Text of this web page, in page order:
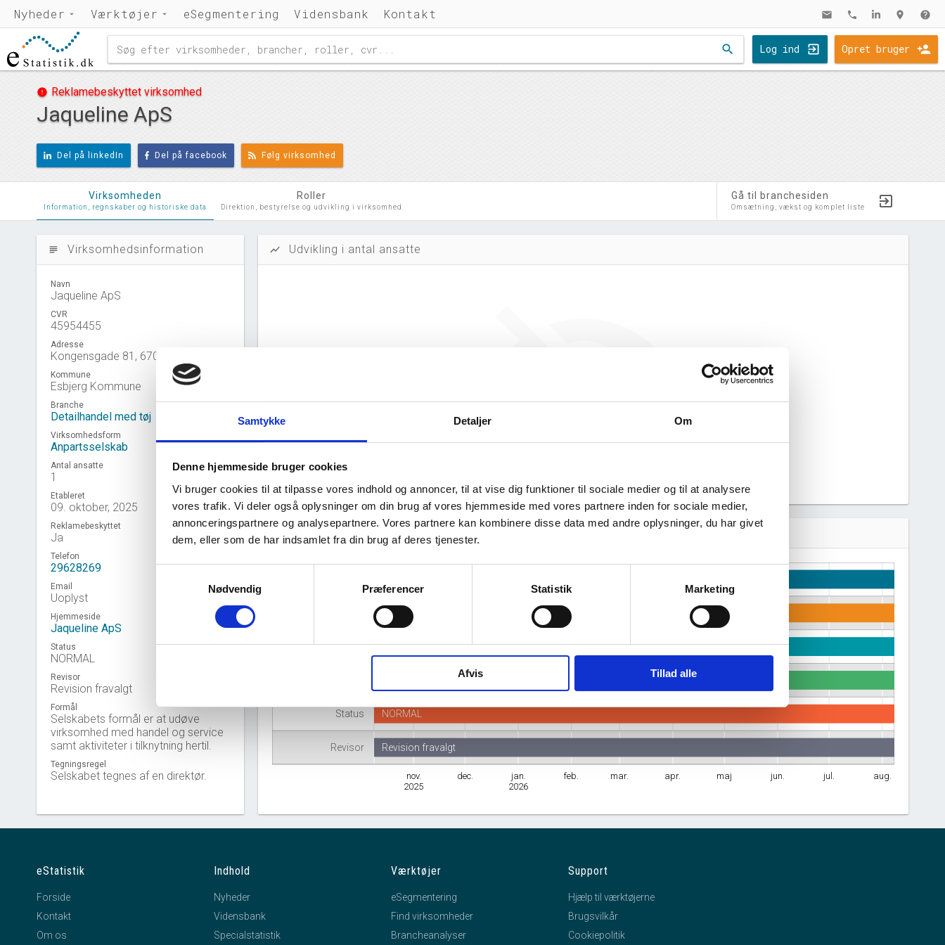
Samtykke Detaljer Om
Denne hjemmeside bruger cookies
Vi bruger cookies til at tilpasse vores indhold og annoncer, til at vise dig funktioner til sociale medier og til at analysere
vores trafik. Vi deler også oplysninger om din brug af vores hjemmeside med vores partnere inden for sociale medier,
annonceringspartnere og analysepartnere. Vores partnere kan kombinere disse data med andre oplysninger, du har givet
dem, eller som de har indsamlet fra din brug af deres tjenester.
Nødvendig
Præferencer Statistik Marketing
Afvis Tillad alle
Nyheder Værktøjer eSegmentering Vidensbank Kontakt mail phone location_on help
search Log ind Opret bruger
error Reklamebeskyttet virksomhed
Jaqueline ApS
Del på linkedIn Del på facebook Følg virksomhed
Virksomheden
Information, regnskaber og historiske data
Roller
Direktion, bestyrelse og udvikling i virksomhed
Gå til branchesiden
Omsætning, vækst og komplet liste
subject Virksomhedsinformation
Navn
Jaqueline ApS
CVR
45954455
Adresse
Kongensgade 81, 6700 Esbjerg
Kommune
Esbjerg Kommune
Branche
Detailhandel med tøj
Virksomhedsform
Anpartsselskab
Antal ansatte
1
Etableret
09. oktober, 2025
Reklamebeskyttet
Ja
Telefon
29628269
Email
Uoplyst
Hjemmeside
Jaqueline ApS
Status
NORMAL
Revisor
Revision fravalgt
Formål
Selskabets formål er at udøve
virksomhed med handel og service
samt aktiviteter i tilknytning hertil.
Tegningsregel
Selskabet tegnes af en direktør.
show_chart Udvikling i antal ansatte
generere figuren for denne virksomhed.
Virksomhedshistorik
Branche
Status
Revisor
nov.
2025
dec.
jan.
2026
feb. mar. apr. maj jun. jul. aug.
Kongensgade 81, 6700 Esbjerg
Detailhandel med tøj
NORMAL
Revision fravalgt
eStatistik
Forside
Kontakt
Om os
Indhold
Nyheder
Vidensbank
Specialstatistik
Værktøjer
eSegmentering
Find virksomheder
Brancheanalyser
Support
Hjælp til værktøjerne
Brugsvilkår
Cookiepolitik